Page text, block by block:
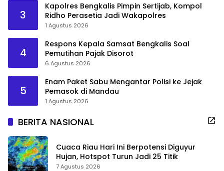
3
Kapolres Bengkalis Pimpin Sertijab, Kompol
Ridho Perasetia Jadi Wakapolres
1 Agustus 2026
4
Respons Kepala Samsat Bengkalis Soal
Pemutihan Pajak Disorot
6 Agustus 2026
5
Enam Paket Sabu Mengantar Polisi ke Jejak
Pemasok di Mandau
1 Agustus 2026
BERITA NASIONAL
Cuaca Riau Hari Ini Berpotensi Diguyur
Hujan, Hotspot Turun Jadi 25 Titik
7 Agustus 2026